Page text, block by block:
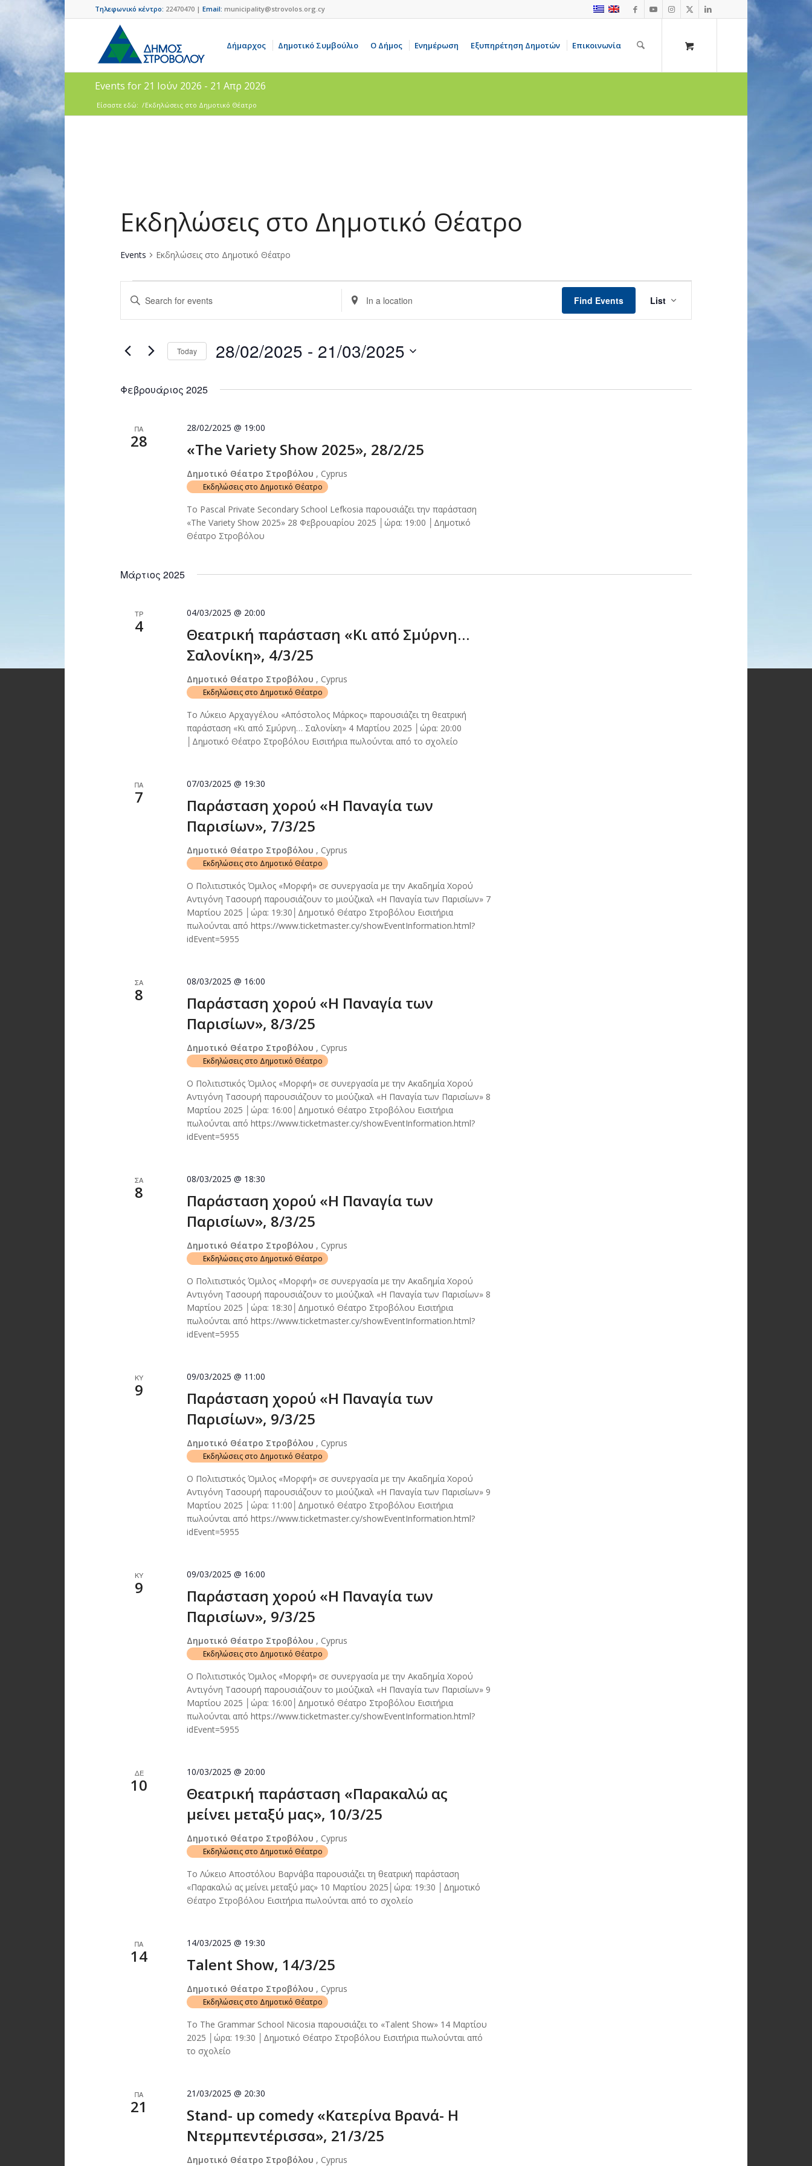
Τηλεφωνικό κέντρο: 22470470 | Email: municipality@strovolos.org.cy
Δήμαρχος Δημοτικό Συμβούλιο Ο Δήμος Ενημέρωση Εξυπηρέτηση Δημοτών Επικοινωνία
Events for 21 Ιούν 2026 - 21 Απρ 2026
Είσαστε εδώ: /Εκδηλώσεις στο Δημοτικό Θέατρο
Εκδηλώσεις στο Δημοτικό Θέατρο
Events Εκδηλώσεις στο Δημοτικό Θέατρο
Events
Search
and
Views
Navigation
Enter
Keyword.
Search
Events
Enter
Location.
Search
Events
by
Find Events
Views
List
Today 28/02/2025 - 21/03/2025
Φεβρουάριος 2025
ΠΑ
28 «The Variety Show 2025», 28/2/25
28/02/2025 @ 19:00
Δημοτικό Θέατρο Στροβόλου , Cyprus
Εκδηλώσεις στο Δημοτικό Θέατρο
Το Pascal Private Secondary School Lefkosia παρουσιάζει την παράσταση
«The Variety Show 2025» 28 Φεβρουαρίου 2025 │ώρα: 19:00 │Δημοτικό
Θέατρο Στροβόλου
Μάρτιος 2025
ΤΡ
4
Θεατρική παράσταση «Κι από Σμύρνη…
Σαλονίκη», 4/3/25
04/03/2025 @ 20:00
Δημοτικό Θέατρο Στροβόλου , Cyprus
Εκδηλώσεις στο Δημοτικό Θέατρο
Το Λύκειο Αρχαγγέλου «Απόστολος Μάρκος» παρουσιάζει τη θεατρική
παράσταση «Κι από Σμύρνη… Σαλονίκη» 4 Μαρτίου 2025 │ώρα: 20:00
│Δημοτικό Θέατρο Στροβόλου Εισιτήρια πωλούνται από το σχολείο
ΠΑ
7
Παράσταση χορού «Η Παναγία των
Παρισίων», 7/3/25
07/03/2025 @ 19:30
Δημοτικό Θέατρο Στροβόλου , Cyprus
Εκδηλώσεις στο Δημοτικό Θέατρο
Ο Πολιτιστικός Όμιλος «Μορφή» σε συνεργασία με την Ακαδημία Χορού
Αντιγόνη Τασουρή παρουσιάζουν το μιούζικαλ «Η Παναγία των Παρισίων» 7
Μαρτίου 2025 │ώρα: 19:30│Δημοτικό Θέατρο Στροβόλου Εισιτήρια
πωλούνται από https://www.ticketmaster.cy/showEventInformation.html?
idEvent=5955
ΣΑ
8
Παράσταση χορού «Η Παναγία των
Παρισίων», 8/3/25
08/03/2025 @ 16:00
Δημοτικό Θέατρο Στροβόλου , Cyprus
Εκδηλώσεις στο Δημοτικό Θέατρο
Ο Πολιτιστικός Όμιλος «Μορφή» σε συνεργασία με την Ακαδημία Χορού
Αντιγόνη Τασουρή παρουσιάζουν το μιούζικαλ «Η Παναγία των Παρισίων» 8
Μαρτίου 2025 │ώρα: 16:00│Δημοτικό Θέατρο Στροβόλου Εισιτήρια
πωλούνται από https://www.ticketmaster.cy/showEventInformation.html?
idEvent=5955
ΣΑ
8
Παράσταση χορού «Η Παναγία των
Παρισίων», 8/3/25
08/03/2025 @ 18:30
Δημοτικό Θέατρο Στροβόλου , Cyprus
Εκδηλώσεις στο Δημοτικό Θέατρο
Ο Πολιτιστικός Όμιλος «Μορφή» σε συνεργασία με την Ακαδημία Χορού
Αντιγόνη Τασουρή παρουσιάζουν το μιούζικαλ «Η Παναγία των Παρισίων» 8
Μαρτίου 2025 │ώρα: 18:30│Δημοτικό Θέατρο Στροβόλου Εισιτήρια
πωλούνται από https://www.ticketmaster.cy/showEventInformation.html?
idEvent=5955
ΚΥ
9
Παράσταση χορού «Η Παναγία των
Παρισίων», 9/3/25
09/03/2025 @ 11:00
Δημοτικό Θέατρο Στροβόλου , Cyprus
Εκδηλώσεις στο Δημοτικό Θέατρο
Ο Πολιτιστικός Όμιλος «Μορφή» σε συνεργασία με την Ακαδημία Χορού
Αντιγόνη Τασουρή παρουσιάζουν το μιούζικαλ «Η Παναγία των Παρισίων» 9
Μαρτίου 2025 │ώρα: 11:00│Δημοτικό Θέατρο Στροβόλου Εισιτήρια
πωλούνται από https://www.ticketmaster.cy/showEventInformation.html?
idEvent=5955
ΚΥ
9
Παράσταση χορού «Η Παναγία των
Παρισίων», 9/3/25
09/03/2025 @ 16:00
Δημοτικό Θέατρο Στροβόλου , Cyprus
Εκδηλώσεις στο Δημοτικό Θέατρο
Ο Πολιτιστικός Όμιλος «Μορφή» σε συνεργασία με την Ακαδημία Χορού
Αντιγόνη Τασουρή παρουσιάζουν το μιούζικαλ «Η Παναγία των Παρισίων» 9
Μαρτίου 2025 │ώρα: 16:00│Δημοτικό Θέατρο Στροβόλου Εισιτήρια
πωλούνται από https://www.ticketmaster.cy/showEventInformation.html?
idEvent=5955
ΔΕ
10
Θεατρική παράσταση «Παρακαλώ ας
μείνει μεταξύ μας», 10/3/25
10/03/2025 @ 20:00
Δημοτικό Θέατρο Στροβόλου , Cyprus
Εκδηλώσεις στο Δημοτικό Θέατρο
Το Λύκειο Αποστόλου Βαρνάβα παρουσιάζει τη θεατρική παράσταση
«Παρακαλώ ας μείνει μεταξύ μας» 10 Μαρτίου 2025│ώρα: 19:30 │Δημοτικό
Θέατρο Στροβόλου Εισιτήρια πωλούνται από το σχολείο
ΠΑ
14 Talent Show, 14/3/25
14/03/2025 @ 19:30
Δημοτικό Θέατρο Στροβόλου , Cyprus
Εκδηλώσεις στο Δημοτικό Θέατρο
Το The Grammar School Nicosia παρουσιάζει το «Talent Show» 14 Μαρτίου
2025 │ώρα: 19:30 │Δημοτικό Θέατρο Στροβόλου Εισιτήρια πωλούνται από
το σχολείο
ΠΑ
21
Stand- up comedy «Κατερίνα Βρανά- Η
Ντερμπεντέρισσα», 21/3/25
21/03/2025 @ 20:30
Δημοτικό Θέατρο Στροβόλου , Cyprus